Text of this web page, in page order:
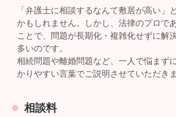
「弁護士に相談するなんて敷居が高い」
かもしれません。しかし、法律のプロで
ことで、問題が長期化・複雑化せずに解
多いのです。
相続問題や離婚問題など、一人で悩まず
かりやすい言葉でご説明させていただきま
相談料